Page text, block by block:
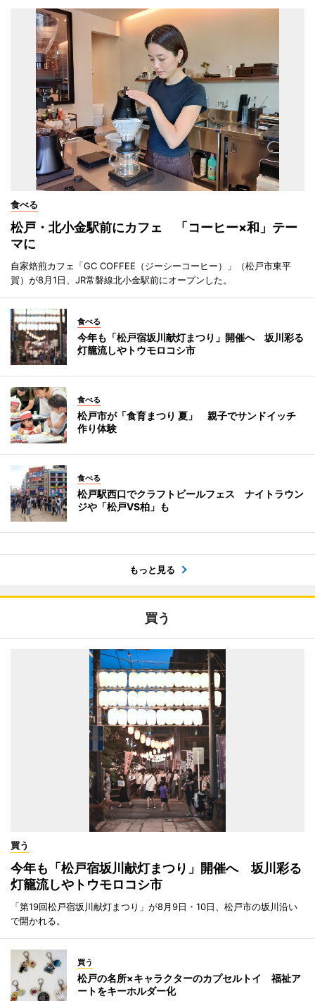
食べる
松戸・北小金駅前にカフェ 「コーヒー×和」テー
マに
自家焙煎カフェ「GC COFFEE（ジーシーコーヒー）」（松戸市東平
賀）が8月1日、JR常磐線北小金駅前にオープンした。
食べる
今年も「松戸宿坂川献灯まつり」開催へ 坂川彩る
灯籠流しやトウモロコシ市
食べる
松戸市が「食育まつり 夏」 親子でサンドイッチ
作り体験
食べる
松戸駅西口でクラフトビールフェス ナイトラウン
ジや「松戸VS柏」も
もっと見る
買う
買う
今年も「松戸宿坂川献灯まつり」開催へ 坂川彩る
灯籠流しやトウモロコシ市
「第19回松戸宿坂川献灯まつり」が8月9日・10日、松戸市の坂川沿い
で開かれる。
買う
松戸の名所×キャラクターのカプセルトイ 福祉ア
ートをキーホルダー化